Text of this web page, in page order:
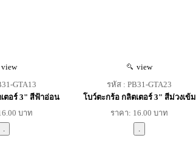
GTA13
ตอร์ 3" สีฟ้าอ่อน
บาท
view
รหัส : PB31-GTA23
โบว์ตะกร้อ กลิตเตอร์ 3" สีม่วงเข้ม
ราคา: 16.00 บาท